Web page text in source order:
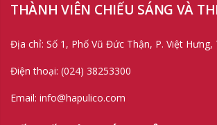
THÀNH VIÊN CHIẾU SÁNG VÀ
Địa chỉ: Số 1, Phố Vũ Đức Thận, P. Việt Hưng,
Điện thoại: (024) 38253300
Email: info@hapulico.com